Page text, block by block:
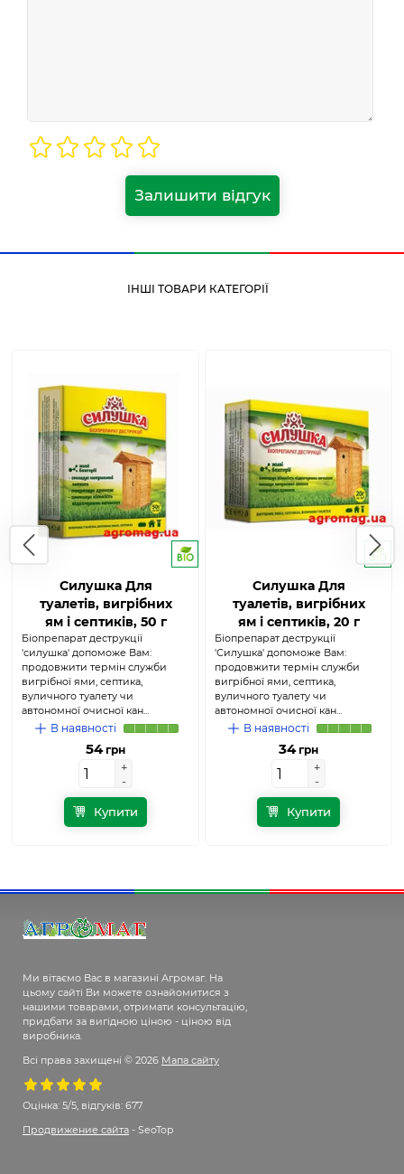
Залишити відгук
ІНШІ ТОВАРИ КАТЕГОРІЇ
Силушка Для
туалетів, вигрібних
ям і септиків, 50 г
Біопрепарат деструкції
'силушка' допоможе Вам:
продовжити термін служби
вигрібної ями, септика,
вуличного туалету чи
автономної очисної кан...
В наявності
54грн
+
-
+
-
Купити
Силушка Для
туалетів, вигрібних
ям і септиків, 20 г
Біопрепарат деструкції
'Силушка' допоможе Вам:
продовжити термін служби
вигрібної ями, септика,
вуличного туалету чи
автономної очисної кан...
В наявності
34грн
+
-
+
-
Купити
Ми вітаємо Вас в магазині Агромаг. На
цьому сайті Ви можете ознайомитися з
нашими товарами, отримати консультацію,
придбати за вигідною ціною - ціною від
виробника.
Всі права захищені © 2026 Мапа сайту
Оцінка: 5/5, відгуків: 677
Продвижение сайта - SeoTop